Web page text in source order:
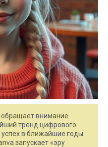
внимание
тренд цифрового
в ближайшие годы.
запускает «эру